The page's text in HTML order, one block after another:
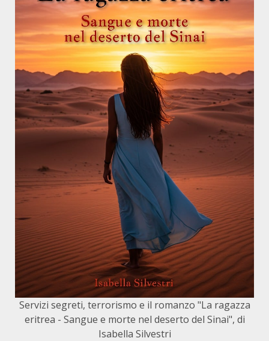
Servizi segreti, terrorismo e il romanzo "La ragazza
eritrea - Sangue e morte nel deserto del Sinai", di
Isabella Silvestri